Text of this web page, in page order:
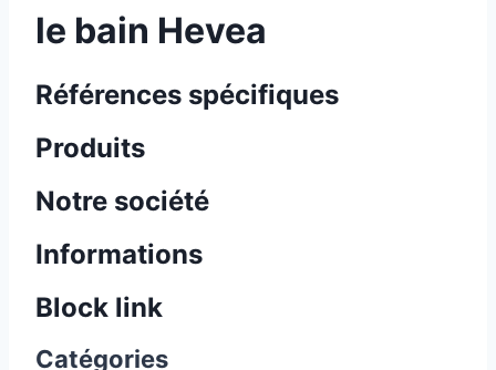
le bain Hevea
Références spécifiques
Produits
Notre société
Informations
Block link
Catégories